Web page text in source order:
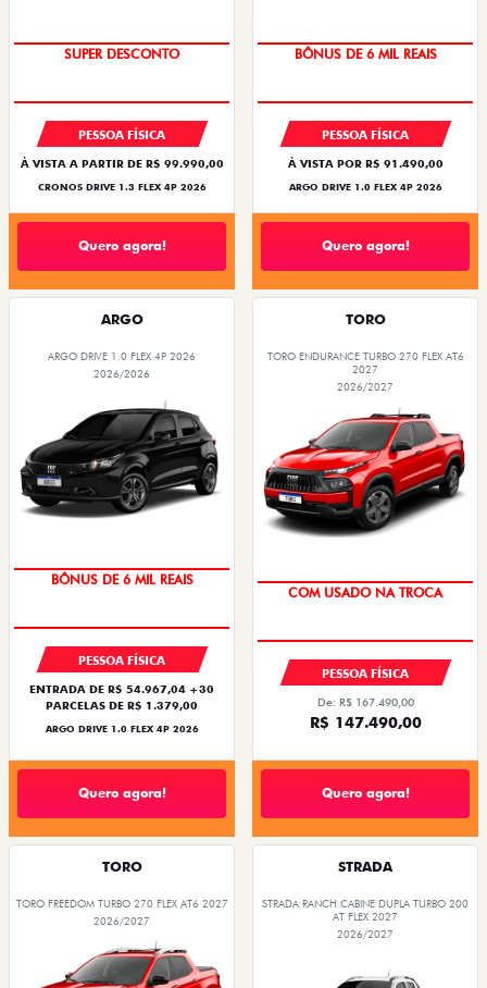
PESSOA FÍSICA
À VISTA A PARTIR DE R$ 99.990,00
CRONOS DRIVE 1.3 FLEX 4P 2026
Quero agora!
PESSOA FÍSICA
À VISTA POR R$ 91.490,00
ARGO DRIVE 1.0 FLEX 4P 2026
Quero agora!
ARGO
ARGO DRIVE 1.0 FLEX 4P 2026
2026/2026
PESSOA FÍSICA
ENTRADA DE R$ 54.967,04 +30
PARCELAS DE R$ 1.379,00
ARGO DRIVE 1.0 FLEX 4P 2026
Quero agora!
TORO
TORO ENDURANCE TURBO 270 FLEX AT6
2027
2026/2027
PESSOA FÍSICA
De: R$ 167.490,00
R$ 147.490,00
Quero agora!
TORO
TORO FREEDOM TURBO 270 FLEX AT6 2027
2026/2027
STRADA
STRADA RANCH CABINE DUPLA TURBO 200
AT FLEX 2027
2026/2027